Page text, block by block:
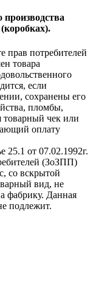
производства
прав потребителей
товара
если
сохранены его
пломбы,
товарный чек или
оплату
25.1 от 07.02.1992г.
(ЗоЗПП)
со вскрытой
вид, не
фабрику. Данная
подлежит.